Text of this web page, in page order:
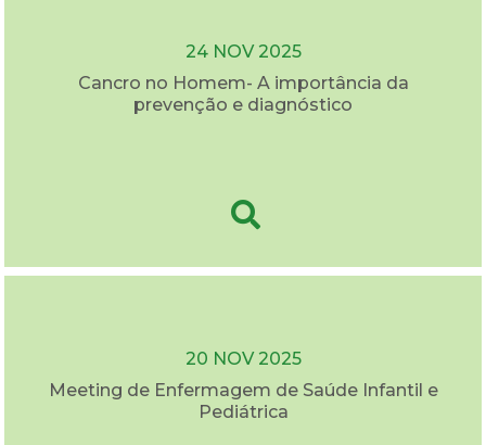
24 NOV 2025
Cancro no Homem- A importância da
prevenção e diagnóstico
20 NOV 2025
Meeting de Enfermagem de Saúde Infantil e
Pediátrica